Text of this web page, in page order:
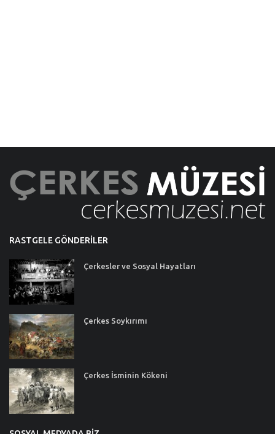
RASTGELE GÖNDERILER
Çerkesler ve Sosyal Hayatları
Çerkes Soykırımı
Çerkes İsminin Kökeni